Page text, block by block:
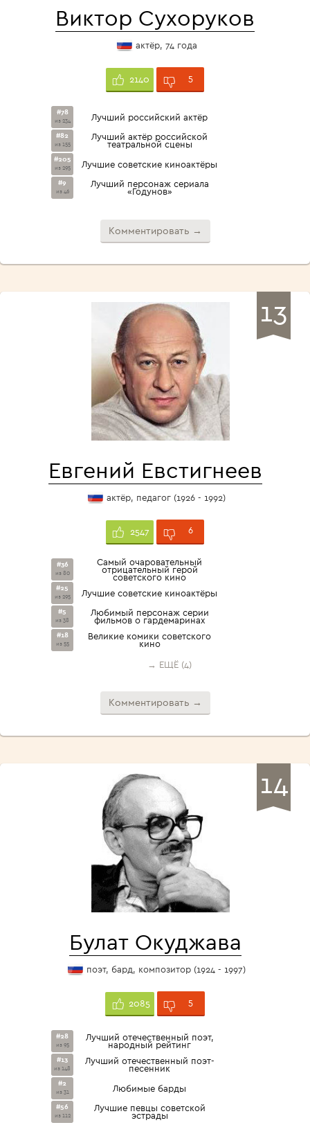
Виктор Сухоруков
актёр, 74 года
2140 5
#78
из 234 Лучший российский актёр
#82
из 155
Лучший актёр российской
театральной сцены
#205
из 295 Лучшие советские киноактёры
#9
из 46
Лучший персонаж сериала
«Годунов»
Комментировать →
13
Евгений Евстигнеев
актёр, педагог (1926 - 1992)
2547 6
#36
из 80
Самый очаровательный
отрицательный герой
советского кино
#25
из 295 Лучшие советские киноактёры
#5
из 38
Любимый персонаж серии
фильмов о гардемаринах
#18
из 55
Великие комики советского
кино
→ ЕЩЁ (4)
Комментировать →
14
Булат Окуджава
поэт, бард, композитор (1924 - 1997)
2085 5
#28
из 95
Лучший отечественный поэт,
народный рейтинг
#13
из 148
Лучший отечественный поэт-
песенник
#2
из 31 Любимые барды
#56
из 112
Лучшие певцы советской
эстрады